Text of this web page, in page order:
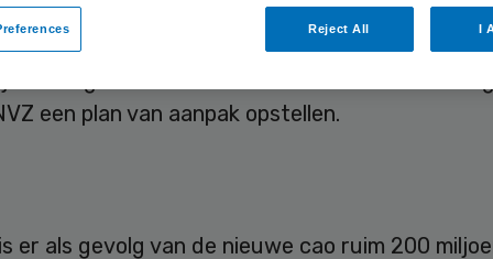
dat uit de cao een “terechte waardering voor
en andere zorgprofessionals”
een plan van aanpak opstellen.
er als gevolg van de nieuwe cao ruim 200
Reject All I